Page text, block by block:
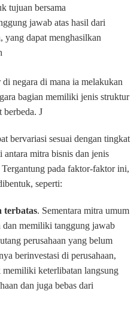
tujuan bersama
jawab atas hasil dari
yang dapat menghasilkan
negara di mana ia melakukan
bagian memiliki jenis struktur
berbeda. J
bervariasi sesuai dengan tingkat
mitra bisnis dan jenis
pada faktor-faktor ini,
seperti:
terbatas. Sementara mitra umum
dan memiliki tanggung jawab
perusahaan yang belum
berinvestasi di perusahaan,
keterlibatan langsung
dan juga bebas dari